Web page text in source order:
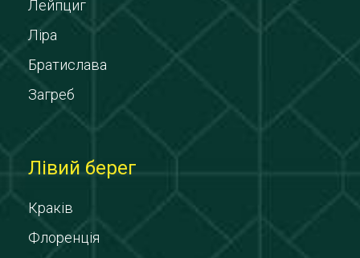
Лейпциг
Ліра
Братислава
Загреб
Лівий берег
Краків
Флоренція